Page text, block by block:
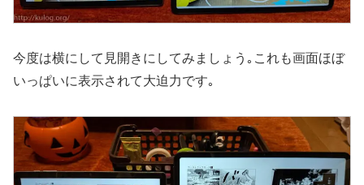
今度は横にして見開きにしてみましょう｡これも画面ほぼ
いっぱいに表示されて大迫力です｡